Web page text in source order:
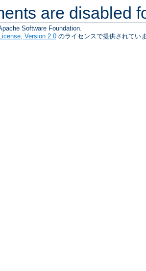
are disabled
Software Foundation.
Version 2.0 のライセンスで提供されてい